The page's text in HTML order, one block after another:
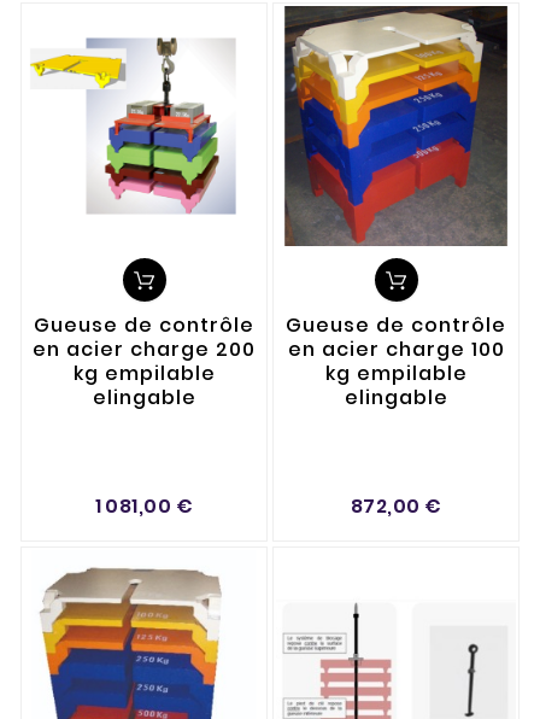
Gueuse de contrôle
en acier charge 200
kg empilable
elingable
1 081,00 €
Gueuse de contrôle
en acier charge 100
kg empilable
elingable
872,00 €